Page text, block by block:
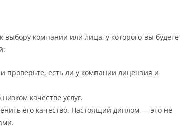
компании или лица, у которого вы будете
проверьте, есть ли у компании лицензия и
качестве услуг.
его качество. Настоящий диплом — это не